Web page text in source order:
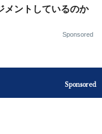
メントしているのか
Sponsored
Sponsored